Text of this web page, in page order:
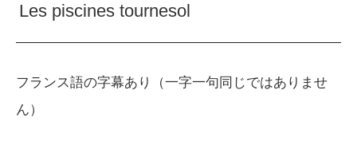
Les piscines tournesol
フランス語の字幕あり（一字一句同じではありませ
ん）